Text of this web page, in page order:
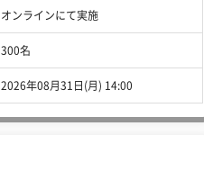
オンラインにて実施
300名
2026年08月31日(月) 14:00